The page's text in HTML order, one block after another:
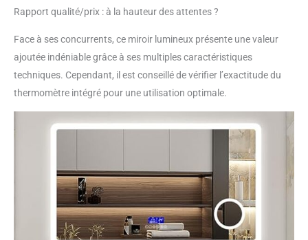
mémoire] - Le miroir de la
d’une fonction de
mémoire qui se souvient
de la luminosité de la
éteinte pour la dernière
fois. Économie d’énergie
intelligente, la lumière LED
automatiquement 1 heure
après son allumage.
Rapport qualité/prix : à la hauteur des attentes ?
Face à ses concurrents, ce miroir lumineux présente une valeur
ajoutée indéniable grâce à ses multiples caractéristiques
techniques. Cependant, il est conseillé de vérifier l’exactitude du
thermomètre intégré pour une utilisation optimale.